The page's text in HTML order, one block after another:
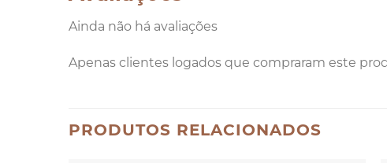
Ainda não há avaliações
Apenas clientes logados que compraram este
PRODUTOS RELACIONADOS